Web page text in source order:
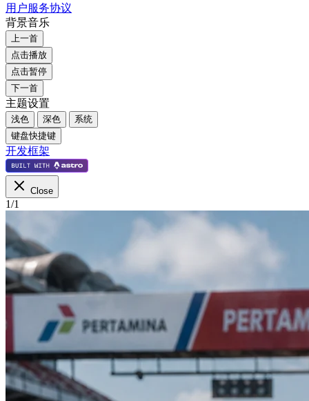
用户服务协议
背景音乐
上一首
点击播放
点击暂停
下一首
主题设置
浅色 深色
系统
键盘快捷键
开发框架
Close
1/1